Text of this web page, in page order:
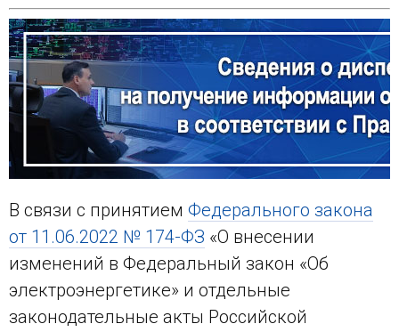
В связи с принятием Федерального закона
от 11.06.2022 № 174-ФЗ «О внесении
изменений в Федеральный закон «Об
электроэнергетике» и отдельные
законодательные акты Российской